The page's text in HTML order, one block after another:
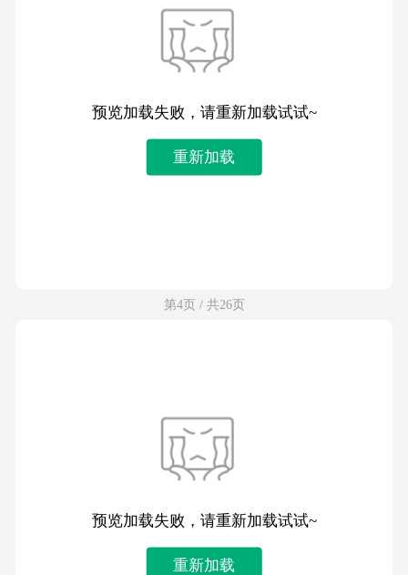
预览加载失败，请重新加载试试~
重新加载
第4页 / 共26页
预览加载失败，请重新加载试试~
重新加载